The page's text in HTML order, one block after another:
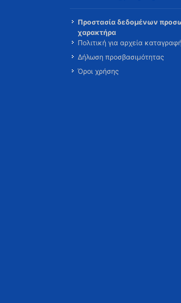
Προστασία δεδομένων
χαρακτήρα
Πολιτική για αρχεία
Δήλωση προσβασιμότητας
Όροι χρήσης